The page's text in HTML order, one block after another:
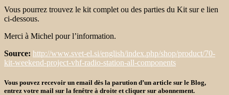
Vous pourrez trouvez le kit complet ou des parties du Kit sur e lien
ci-dessous.
Merci à Michel pour l’information.
Source: http://www.svet-el.si/english/index.php/shop/product/70-
kit-weekend-project-vhf-radio-station-all-components
Vous pouvez recevoir un email dès la parution d’un article sur le Blog,
entrez votre mail sur la fenêtre à droite et cliquer sur abonnement.